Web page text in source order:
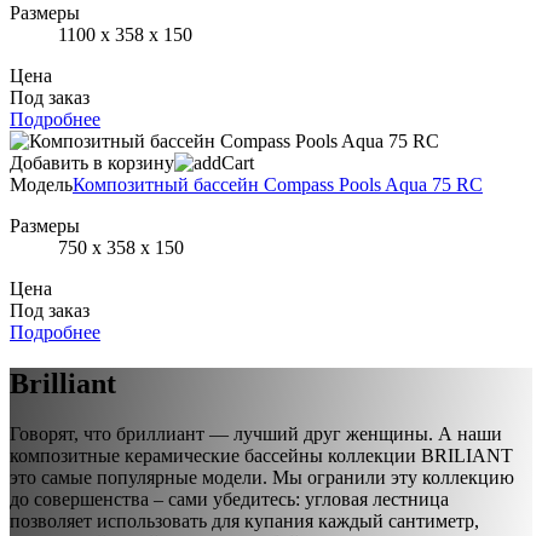
Размеры
1100 x 358 x 150
Цена
Под заказ
Подробнее
Добавить в корзину
МодельКомпозитный бассейн Compass Pools Aqua 75 RC
Размеры
750 х 358 х 150
Цена
Под заказ
Подробнее
Brilliant
Говорят, что бриллиант — лучший друг женщины. А наши
композитные керамические бассейны коллекции BRILIANT
это самые популярные модели. Мы огранили эту коллекцию
до совершенства – сами убедитесь: угловая лестница
позволяет использовать для купания каждый сантиметр,